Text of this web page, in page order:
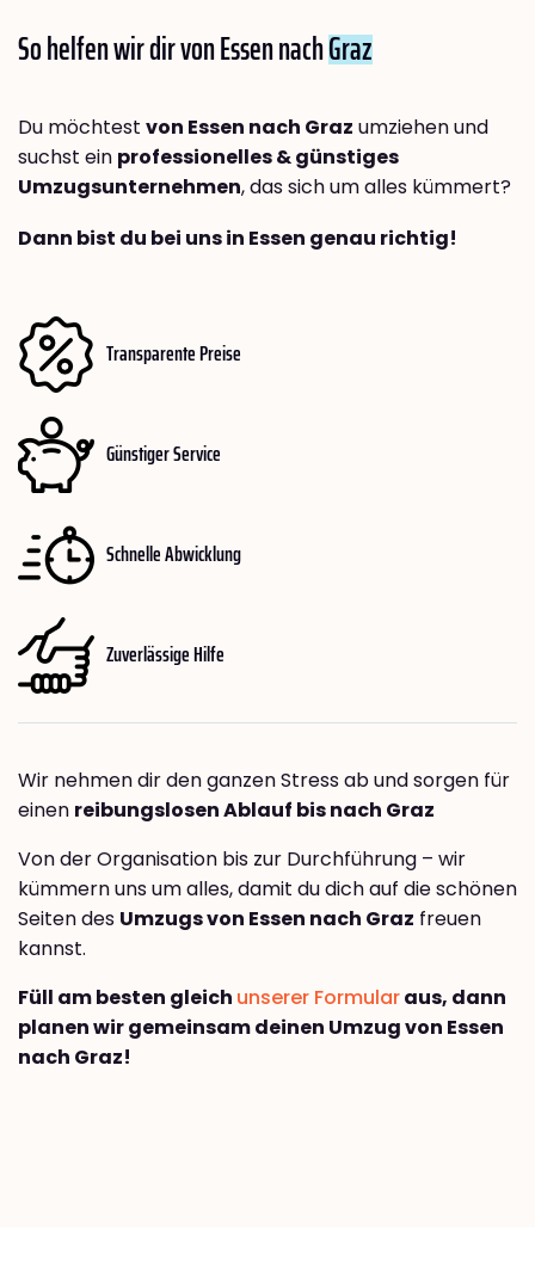
So helfen wir dir von Essen nachGraz
Du möchtest von Essen nach Graz umziehen und
suchst ein professionelles & günstiges
Umzugsunternehmen, das sich um alles kümmert?
Dann bist du bei uns in Essen genau richtig!
Transparente Preise
Günstiger Service
Schnelle Abwicklung
Zuverlässige Hilfe
Wir nehmen dir den ganzen Stress ab und sorgen für
einen reibungslosen Ablauf bis nach Graz
Von der Organisation bis zur Durchführung – wir
kümmern uns um alles, damit du dich auf die schönen
Seiten des Umzugs von Essen nach Graz freuen
kannst.
Füll am besten gleich unserer Formularaus, dann
planen wir gemeinsam deinen Umzug von Essen
nach Graz!